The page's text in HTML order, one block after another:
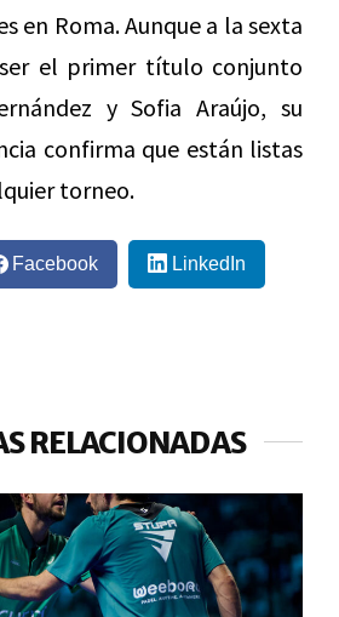
en Roma. Aunque a la sexta
el primer título conjunto
y Sofia Araújo, su
confirma que están listas
torneo.
Facebook LinkedIn
RELACIONADAS